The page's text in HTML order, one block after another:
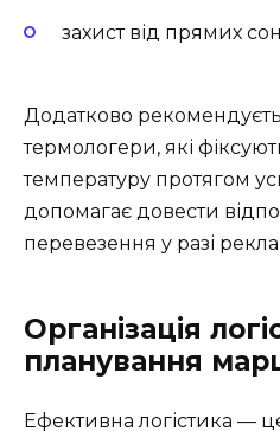
захист від прямих
Додатково
термологери, які
температуру протягом
допомагає довести
перевезення у разі
Організація
планування
Ефективна логістика —